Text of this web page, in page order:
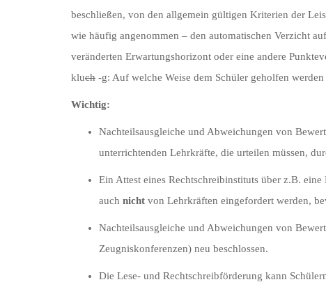
beschließen, von den allgemein gültigen Kriterien der
wie häufig angenommen – den automatischen Verzicht
veränderten Erwartungshorizont oder eine andere
kluch -g: Auf welche Weise dem Schüler geholfen
Wichtig:
Nachteilsausgleiche und Abweichungen von
unterrichtenden Lehrkräfte, die urteilen müssen,
Ein Attest eines Rechtschreibinstituts über z.B.
auch nicht von Lehrkräften eingefordert werden,
Nachteilsausgleiche und Abweichungen von
Zeugniskonferenzen) neu beschlossen.
Die Lese- und Rechtschreibförderung kann